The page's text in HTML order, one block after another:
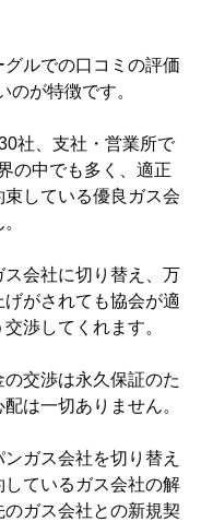
ルでの口コミの評価
のが特徴です。
社、支社・営業所で
の中でも多く、適正
している優良ガス会
会社に切り替え、万
がされても協会が適
渉してくれます。
交渉は永久保証のた
は一切ありません。
ガス会社を切り替え
しているガス会社の解
ガス会社との新規契